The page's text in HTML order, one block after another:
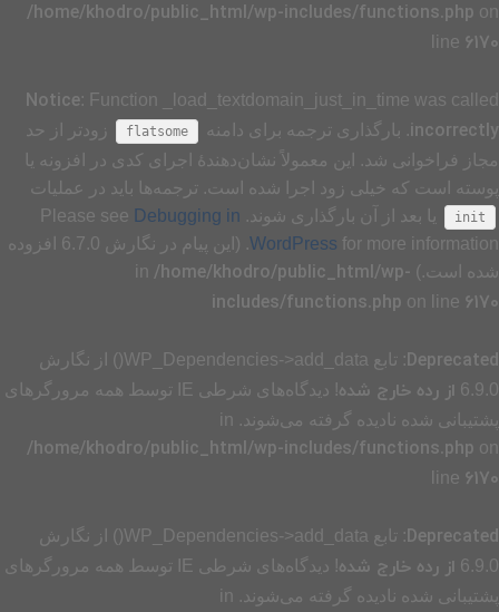
/home/khodro/public_html/wp-includes/functions.php on
line 6170
Notice: Function _load_textdomain_just_in_time was called
incorrectly. بارگذاری ترجمه برای دامنه flatsome
زودتر از حد
مجاز فراخوانی شد. این معمولاً نشان‌دهندهٔ اجرای کدی در افزونه یا
پوسته است که خیلی زود اجرا شده است. ترجمه‌ها باید در عملیات
init یا بعد از آن بارگذاری شوند. Please see Debugging in
WordPress
for more information. (این پیام در نگارش 6.7.0 افزوده
شده است.) in /home/khodro/public_html/wp-
includes/functions.php on line 6170
Deprecated
: تابع WP_Dependencies->add_data() از نگارش
6.9.0 از رده خارج شده
! دیدگاه‌های شرطی IE توسط همه مرورگرهای
پشتیبانی شده نادیده گرفته می‌شوند. in
/home/khodro/public_html/wp-includes/functions.php on
line 6170
Deprecated
: تابع WP_Dependencies->add_data() از نگارش
6.9.0 از رده خارج شده
! دیدگاه‌های شرطی IE توسط همه مرورگرهای
پشتیبانی شده نادیده گرفته می‌شوند. in